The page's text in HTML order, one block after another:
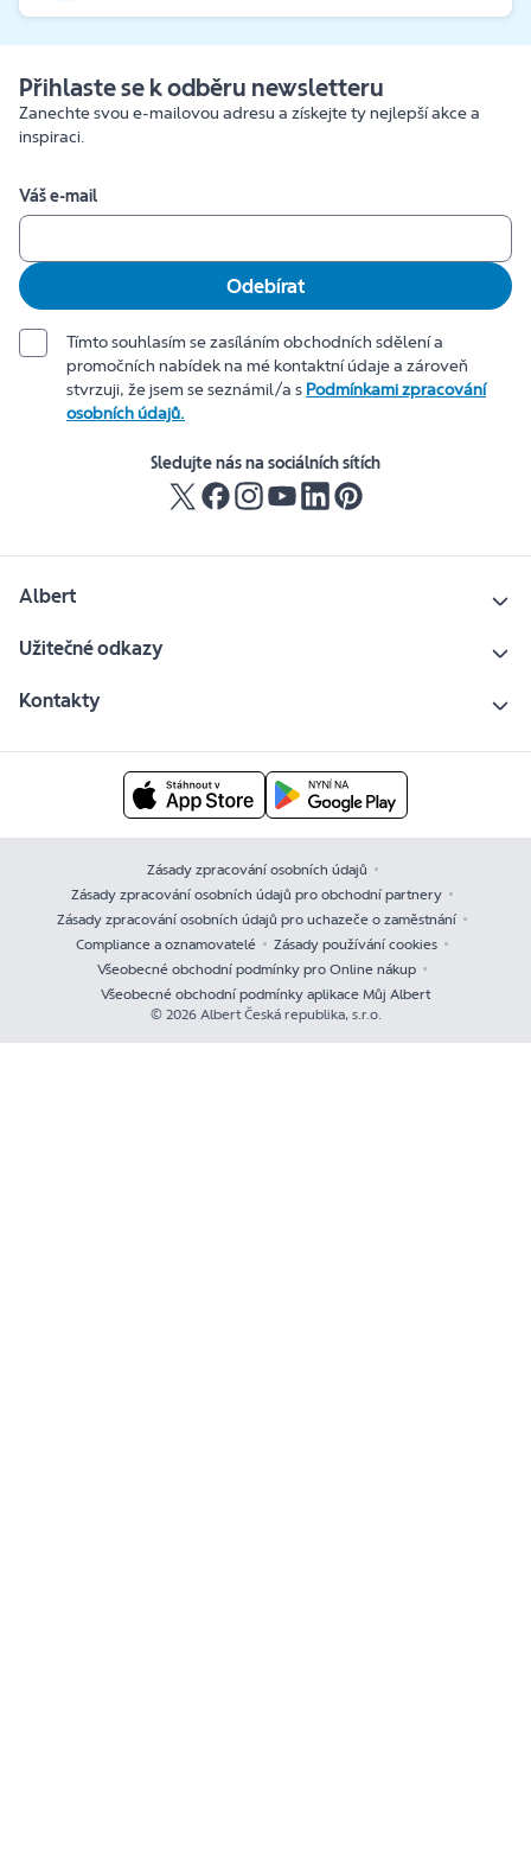
Přihlaste se k odběru newsletteru
Zanechte svou e-mailovou adresu a získejte ty nejlepší akce a
inspiraci.
Váš e-mail
Odebírat
Tímto souhlasím se zasíláním obchodních sdělení a
promočních nabídek na mé kontaktní údaje a zároveň
stvrzuji, že jsem se seznámil/a s Podmínkami zpracování
osobních údajů.
Sledujte nás na sociálních sítích
Albert
Užitečné odkazy
Kontakty
Zásady zpracování osobních údajů
Zásady zpracování osobních údajů pro obchodní partnery
Zásady zpracování osobních údajů pro uchazeče o zaměstnání
Compliance a oznamovatelé
Zásady používání cookies
Všeobecné obchodní podmínky pro Online nákup
Všeobecné obchodní podmínky aplikace Můj Albert
© 2026 Albert Česká republika, s.r.o.